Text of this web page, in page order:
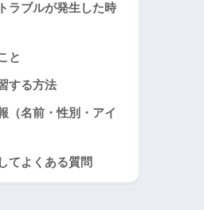
ラブルが発生した時
と
する方法
（名前・性別・アイ
てよくある質問